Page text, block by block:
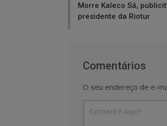
Morre Kaleco Sá,
presidente da Riotur
Comentários
O seu endereço de e-